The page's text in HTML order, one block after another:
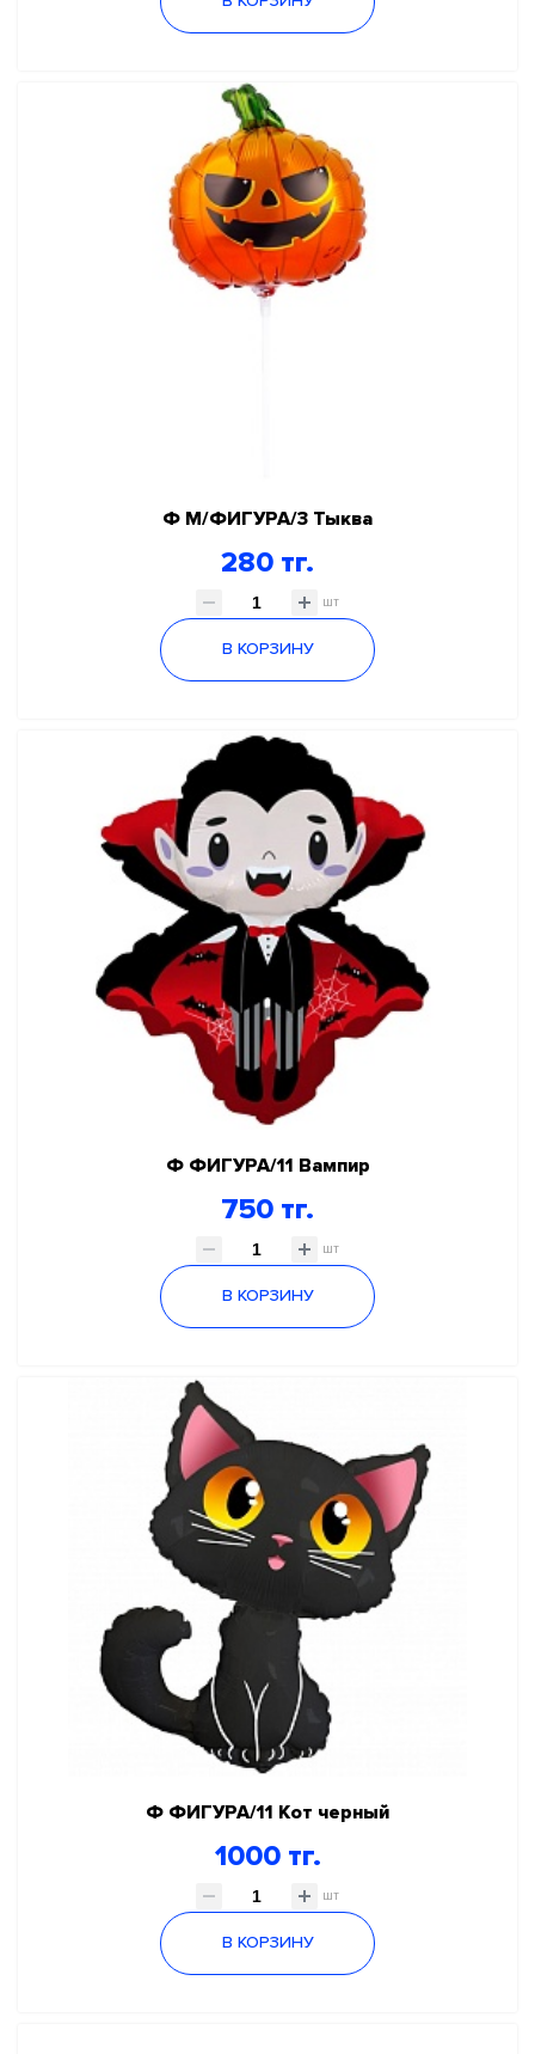
Ф М/ФИГУРА/3 Тыква
280 тг.
шт
В КОРЗИНУ
Ф ФИГУРА/11 Вампир
750 тг.
шт
В КОРЗИНУ
Ф ФИГУРА/11 Кот черный
1000 тг.
шт
В КОРЗИНУ